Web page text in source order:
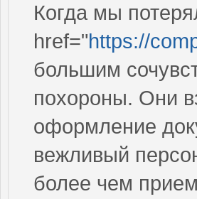
Когда мы
href="https://
большим
похороны. Они
оформление
вежливый
более чем